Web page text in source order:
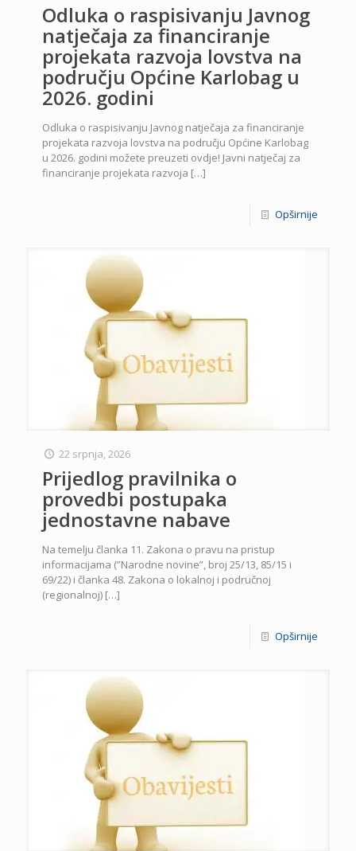
Odluka o raspisivanju Javnog
natječaja za financiranje
projekata razvoja lovstva na
području Općine Karlobag u
2026. godini
Odluka o raspisivanju Javnog natječaja za financiranje
projekata razvoja lovstva na području Općine Karlobag
u 2026. godini možete preuzeti ovdje! Javni natječaj za
financiranje projekata razvoja […]
Opširnije
22 srpnja, 2026
Prijedlog pravilnika o
provedbi postupaka
jednostavne nabave
Na temelju članka 11. Zakona o pravu na pristup
informacijama (”Narodne novine”, broj 25/13, 85/15 i
69/22) i članka 48. Zakona o lokalnoj i područnoj
(regionalnoj) […]
Opširnije